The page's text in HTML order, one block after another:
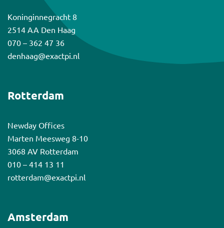
Astrid Jairam
Principal Consultant Non-profit & Overheid
Koninginnegracht 8
2514 AA Den Haag
070 – 362 47 36
denhaag@exactpi.nl
Rotterdam
Newday Offices
Marten Meesweg 8-10
3068 AV Rotterdam
010 – 414 13 11
rotterdam@exactpi.nl
Amsterdam